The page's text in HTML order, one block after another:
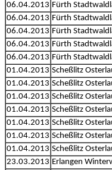
06.04.2013 Fürth
06.04.2013 Fürth
06.04.2013 Fürth
06.04.2013 Fürth
06.04.2013 Fürth
01.04.2013 Scheßlitz
01.04.2013 Scheßlitz
01.04.2013 Scheßlitz
01.04.2013 Scheßlitz
01.04.2013 Scheßlitz
01.04.2013 Scheßlitz
01.04.2013 Scheßlitz
23.03.2013 Erlangen